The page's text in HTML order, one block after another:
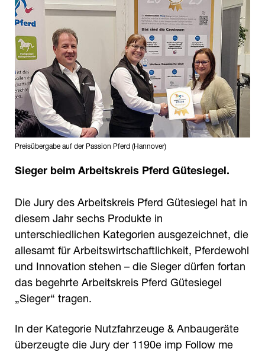
Preisübergabe auf der Passion Pferd (Hannover)
Sieger beim Arbeitskreis Pferd Gütesiegel.
Die Jury des Arbeitskreis Pferd Gütesiegel hat in
diesem Jahr sechs Produkte in
unterschiedlichen Kategorien ausgezeichnet, die
allesamt für Arbeitswirtschaftlichkeit, Pferdewohl
und Innovation stehen – die Sieger dürfen fortan
das begehrte Arbeitskreis Pferd Gütesiegel
„Sieger“ tragen.
In der Kategorie Nutzfahrzeuge & Anbaugeräte
überzeugte die Jury der 1190e imp Follow me